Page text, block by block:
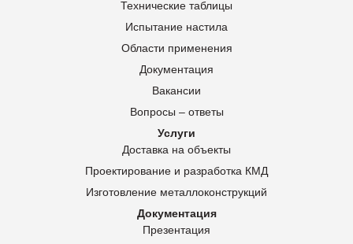
Технические таблицы
Испытание настила
Области применения
Документация
Вакансии
Вопросы – ответы
Услуги
Доставка на объекты
Проектирование и разработка КМД
Изготовление металлоконструкций
Документация
Презентация